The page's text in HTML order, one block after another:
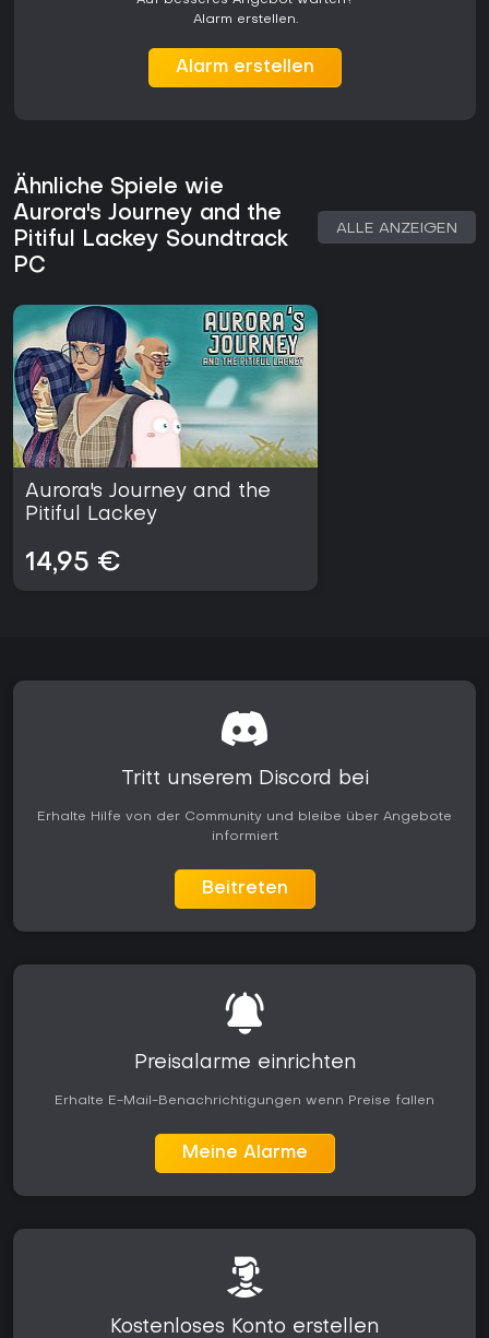
und Plattformpassagen bemängeln. Das Spiel erschien
dass seit dem Release größere Updates oder saisonale
Inhalte hinzugekommen wären. Wer eine kompakte Indie-
Alarm erstellen.
Alarm erstellen
Ähnliche Spiele wie
Aurora's Journey and the
Pitiful Lackey Soundtrack
PC
ALLE ANZEIGEN
Aurora's Journey and the
Pitiful Lackey
14,95 €
Tritt unserem Discord bei
Erhalte Hilfe von der Community und bleibe über Angebote
informiert
Beitreten
Preisalarme einrichten
Erhalte E-Mail-Benachrichtigungen wenn Preise fallen
Meine Alarme
Kostenloses Konto erstellen